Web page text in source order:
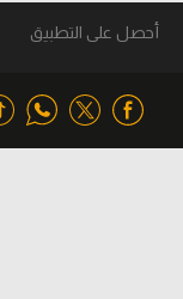
أحصل على التطبيق